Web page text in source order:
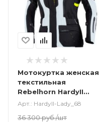
Мотокуртка женская
текстильная
Rebelhorn HardyII
серый черный
Арт.: HardyII-Lady_68
36 300руб./шт